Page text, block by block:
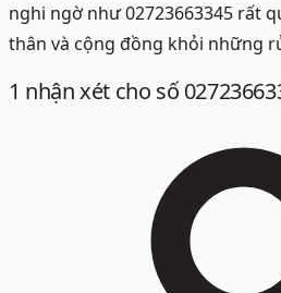
nghi ngờ như 02723663345 rất
thân và cộng đồng khỏi những
1 nhận xét cho số